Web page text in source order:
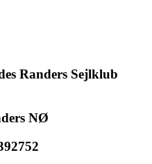
Randers Sejlklub
NØ